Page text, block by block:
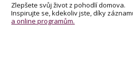
Zlepšete svůj život z pohodlí domova.
Inspirujte se, kdekoliv jste, díky
a online programům.